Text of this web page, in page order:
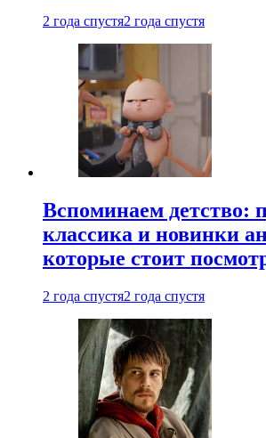
2 года спустя2 года спустя
Вспоминаем детство:
классика и новинки
которые стоит
2 года спустя2 года спустя